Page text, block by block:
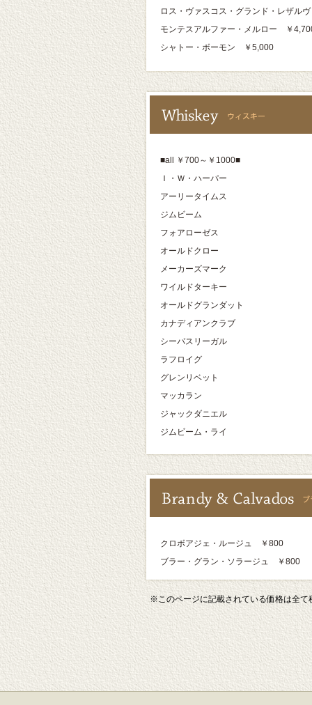
ロス・ヴァスコス・グランド・レザル
モンテスアルファー・メルロー ￥
シャトー・ボーモン ￥5,000
■all ￥700～￥1000■
Ｉ・Ｗ・ハーパー
アーリータイムス
ジムビーム
フォアローゼス
オールドクロー
メーカーズマーク
ワイルドターキー
オールドグランダット
カナディアンクラブ
シーバスリーガル
ラフロイグ
グレンリベット
マッカラン
ジャックダニエル
ジムビーム・ライ
クロボアジェ・ルージュ ￥800
ブラー・グラン・ソラージュ ￥800
※このページに記載されている価格は全て